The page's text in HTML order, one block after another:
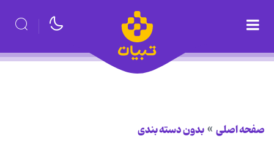
صفحه اصلی بدون دسته بندی